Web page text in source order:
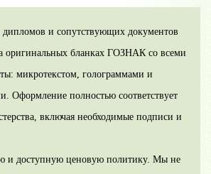
дипломов и сопутствующих документов
оригинальных бланках ГОЗНАК со всеми
микротекстом, голограммами и
Оформление полностью соответствует
включая необходимые подписи и
и доступную ценовую политику. Мы не